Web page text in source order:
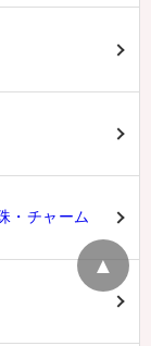
・チャーム
▲